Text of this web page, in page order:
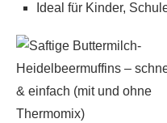
Ideal für Kinder,